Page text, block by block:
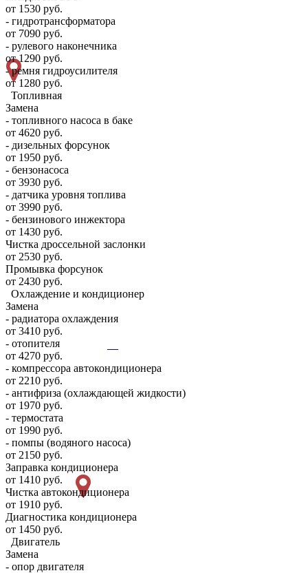
от 1530 руб.
- гидротрансформатора
от 7090 руб.
- рулевого наконечника
от 1290 руб.
- ремня гидроусилителя
от 1280 руб.
Топливная
Замена
- топливного насоса в баке
от 4620 руб.
- дизельных форсунок
от 1950 руб.
- бензонасоса
от 3930 руб.
- датчика уровня топлива
от 3990 руб.
- бензинового инжектора
от 1430 руб.
Чистка дроссельной заслонки
от 2530 руб.
Промывка форсунок
от 2430 руб.
Охлаждение и кондиционер
Замена
- радиатора охлаждения
от 3410 руб.
- отопителя
от 4270 руб.
- компрессора автокондиционера
от 2210 руб.
- антифриза (охлаждающей жидкости)
от 1970 руб.
- термостата
от 1990 руб.
- помпы (водяного насоса)
от 2150 руб.
Заправка кондиционера
от 1410 руб.
Чистка автокондиционера
от 1910 руб.
Диагностика кондиционера
от 1450 руб.
Двигатель
Замена
- опор двигателя